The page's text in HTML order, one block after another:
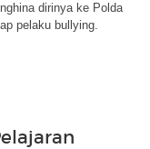
dirinya ke Polda
pelaku bullying.